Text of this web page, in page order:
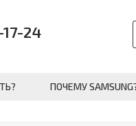
24
ПОЧЕМУ